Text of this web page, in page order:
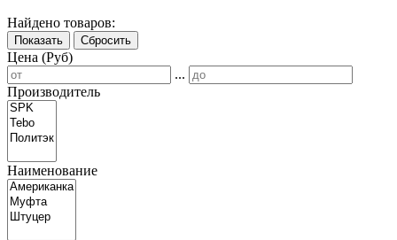
Найдено товаров:
Показать Сбросить
Цена (Руб)
...
Производитель
Наименование